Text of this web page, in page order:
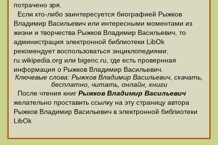
потрачено зря.
Если кто-либо заинтересуется биографией Рыжков
Владимир Васильевич или интересными моментами из
жизни и творчества Рыжков Владимир Васильевич, то
администрация электронной библиотеки LibOk
рекомендует воспользоваться энциклопедиями:
ru.wikipedia.org или bigenc.ru, где есть провернная
информация о Рыжков Владимир Васильевич.
Ключевые слова: Рыжков Владимир Васильевич, скачать,
бесплатно, читать, онлайн, книги
После чтения книг Рыжков Владимир Васильевич
желательно проставить ссылку на эту страницу автора
Рыжков Владимир Васильевич в электронной библиотеки
LibOk